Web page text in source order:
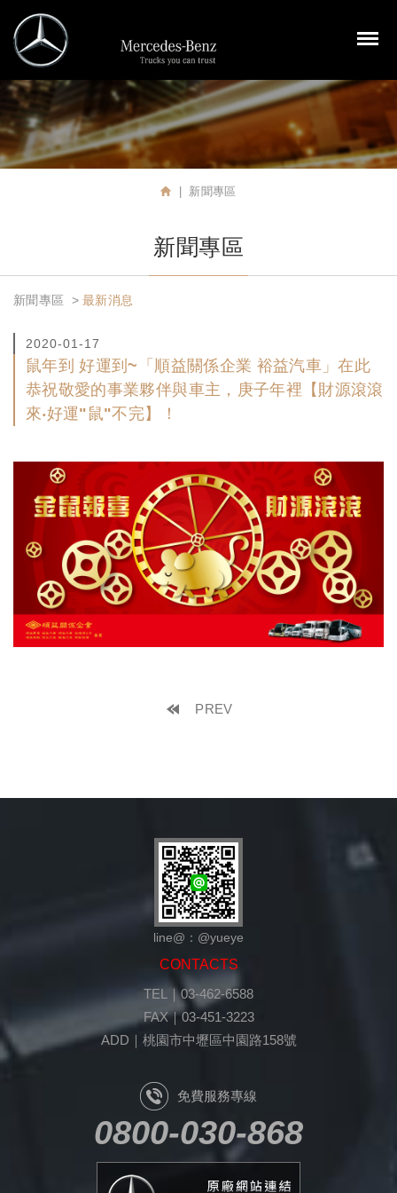
首頁新聞專區
新聞專區
新聞專區 最新消息
2020-01-17
鼠年到 好運到~「順益關係企業 裕益汽車」在此
恭祝敬愛的事業夥伴與車主，庚子年裡【財源滾滾
來‧好運"鼠"不完】！
PREV
line@：@yueye
CONTACTS
TEL｜03-462-6588
FAX｜03-451-3223
ADD｜桃園市中壢區中園路158號
免費服務專線
0800-030-868